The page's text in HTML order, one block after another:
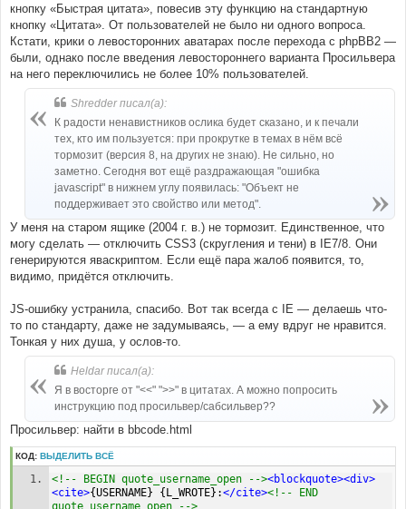
кнопку «Быстрая цитата», повесив эту функцию на стандартную
кнопку «Цитата». От пользователей не было ни одного вопроса.
Кстати, крики о левосторонних аватарах после перехода с phpBB2 —
были, однако после введения левостороннего варианта Просильвера
на него переключились не более 10% пользователей.
Shredder писал(а):
К радости ненавистников ослика будет сказано, и к печали
тех, кто им пользуется: при прокрутке в темах в нём всё
тормозит (версия 8, на других не знаю). Не сильно, но
заметно. Сегодня вот ещё раздражающая "ошибка
javascript" в нижнем углу появилась: "Объект не
поддерживает это свойство или метод".
У меня на старом ящике (2004 г. в.) не тормозит. Единственное, что
могу сделать — отключить CSS3 (скругления и тени) в IE7/8. Они
генерируются яваскриптом. Если ещё пара жалоб появится, то,
видимо, придётся отключить.
JS-ошибку устранила, спасибо. Вот так всегда с IE — делаешь что-
то по стандарту, даже не задумываясь, — а ему вдруг не нравится.
Тонкая у них душа, у ослов-то.
Heldar писал(а):
Я в восторге от "<<" ">>" в цитатах. А можно попросить
инструкцию под просильвер/сабсильвер??
Просильвер: найти в bbcode.html
КОД: ВЫДЕЛИТЬ ВСЁ
<!-- BEGIN quote_username_open --><blockquote><div>
<cite>{USERNAME} {L_WROTE}:</cite><!-- END